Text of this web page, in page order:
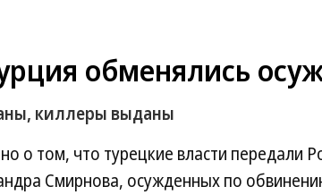
обменялись
киллеры выданы
о том, что турецкие власти передали
Смирнова, осужденных по